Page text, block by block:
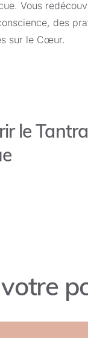
Vous
des
sur le Cœur.
le Tantra